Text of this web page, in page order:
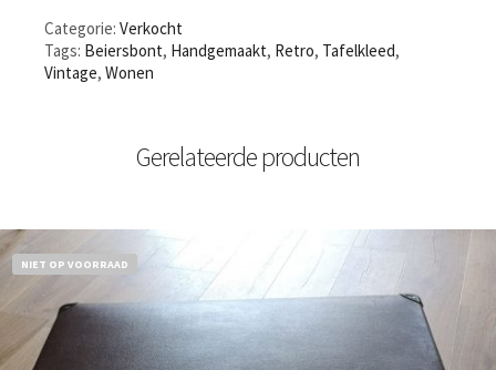
Categorie: Verkocht
Tags: Beiersbont, Handgemaakt, Retro, Tafelkleed,
Vintage, Wonen
Gerelateerde producten
NIET OP VOORRAAD